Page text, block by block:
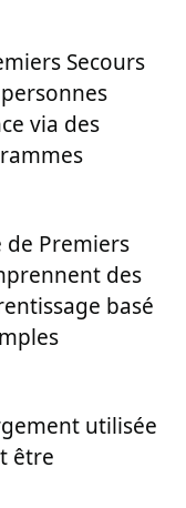
Secours
via des
Premiers
des
basé
utilisée
être